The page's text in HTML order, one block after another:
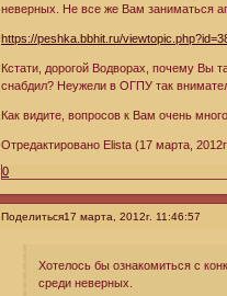
неверных. Не все же Вам заниматься
https://peshka.bbhit.ru/
Кстати, дорогой Водворах, почему Вы
снабдил? Неужели в ОГПУ так
Как видите, вопросов к Вам очень
Отредактировано Elista (17 марта,
0
Поделиться17 марта, 2012г. 11:46:57
Хотелось бы ознакомиться с
среди неверных.